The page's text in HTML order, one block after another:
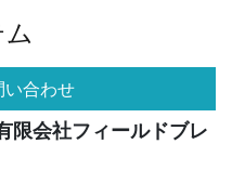
い合わせ
限会社フィールドブレ